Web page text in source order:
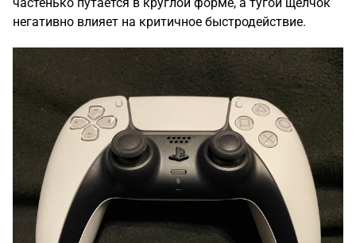
негативно влияет на критичное быстродействие.